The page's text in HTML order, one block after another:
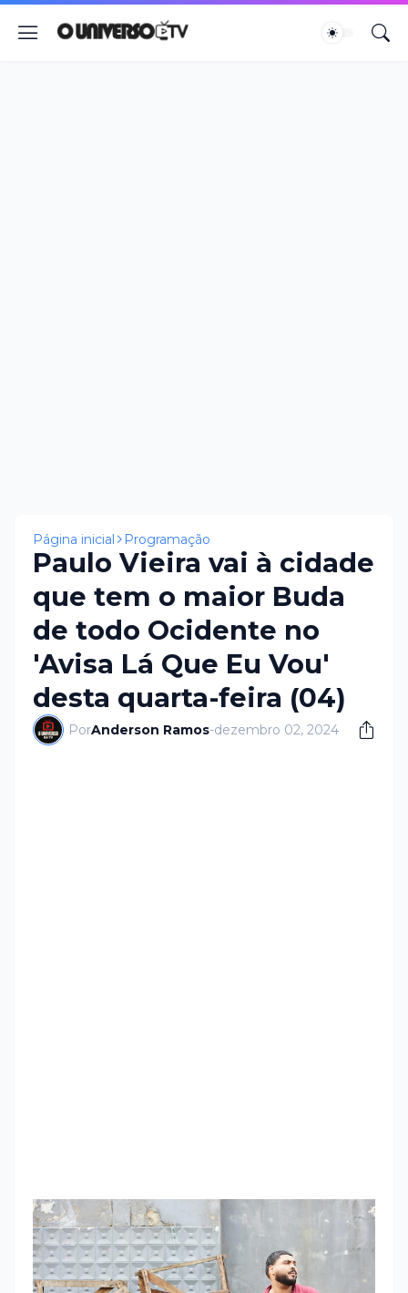
Página inicial Programação
Paulo Vieira vai à cidade
que tem o maior Buda
de todo Ocidente no
'Avisa Lá Que Eu Vou'
desta quarta-feira (04)
PorAnderson Ramos-dezembro 02, 2024